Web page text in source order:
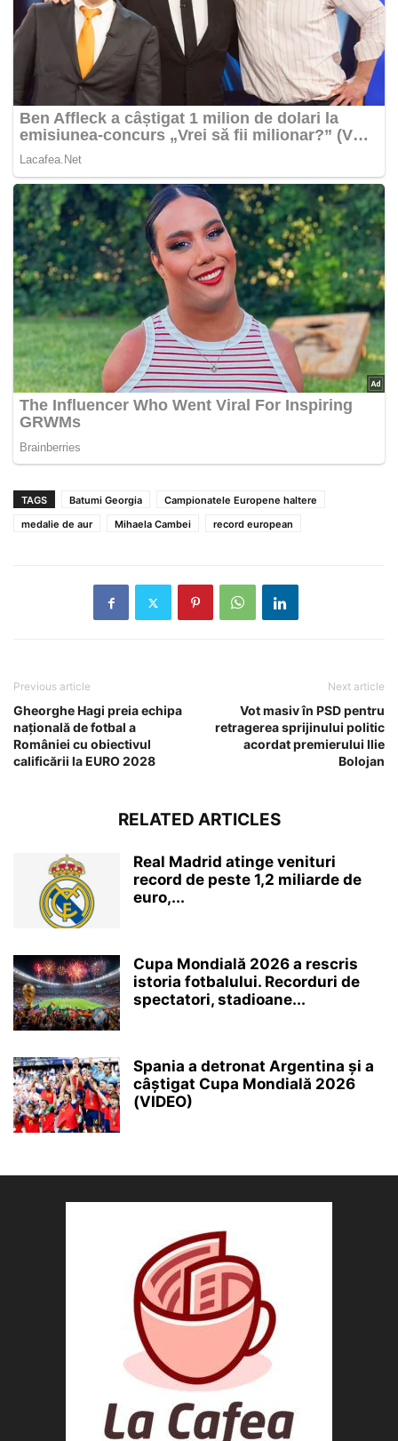
TAGS Batumi Georgia
Campionatele Europene haltere
medalie de aur
Mihaela Cambei record european
Previous article
Gheorghe Hagi preia echipa
națională de fotbal a
României cu obiectivul
calificării la EURO 2028
Next article
Vot masiv în PSD pentru
retragerea sprijinului politic
acordat premierului Ilie
Bolojan
RELATED ARTICLES
Real Madrid atinge venituri
record de peste 1,2 miliarde de
euro,...
Cupa Mondială 2026 a rescris
istoria fotbalului. Recorduri de
spectatori, stadioane...
Spania a detronat Argentina și a
câștigat Cupa Mondială 2026
(VIDEO)